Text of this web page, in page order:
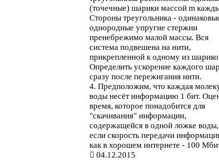
(точечные) шарики массой m
Стороны треугольника -
однородные упругие стержни
пренебрежимо малой массы. Вся
система подвешена на нити,
прикрепленной к одному из
Определить ускорение каждого
сразу после пережигания нити.
4. Предположим, что каждая
воды несёт информацию 1 бит.
время, которое понадобится для
"скачивания" информации,
содержащейся в одной ложке воды,
если скорость передачи
как в хорошем интернете - 100
04.12.2015